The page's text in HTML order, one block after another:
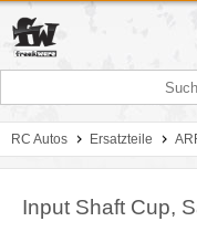
RC Autos Ersatzteile
Input Shaft Cup,